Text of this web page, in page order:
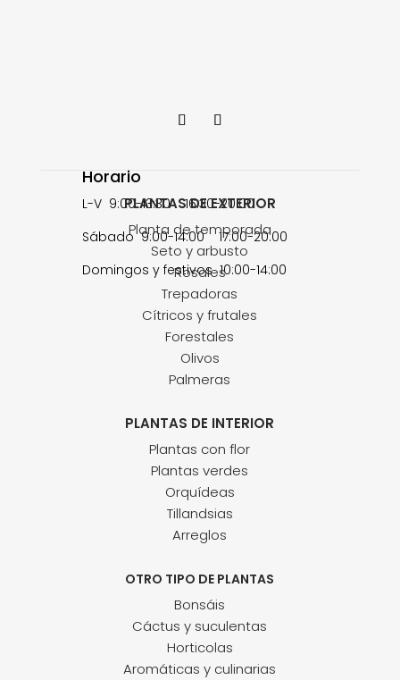
Horario
L-V 9:00-13:30 16:30-20:00
Sábado 9:00-14:00 17:00-20:00
Domingos y festivos 10:00-14:00
PLANTAS DE EXTERIOR
Planta de temporada
Seto y arbusto
Rosales
Trepadoras
Cítricos y frutales
Forestales
Olivos
Palmeras
PLANTAS DE INTERIOR
Plantas con flor
Plantas verdes
Orquídeas
Tillandsias
Arreglos
OTRO TIPO DE PLANTAS
Bonsáis
Cáctus y suculentas
Horticolas
Aromáticas y culinarias